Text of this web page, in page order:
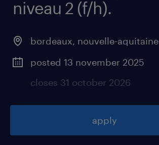
niveau 2 (f/h).
bordeaux, nouvelle-aquitaine
posted 13 november 2025
closes 31 october 2026
apply